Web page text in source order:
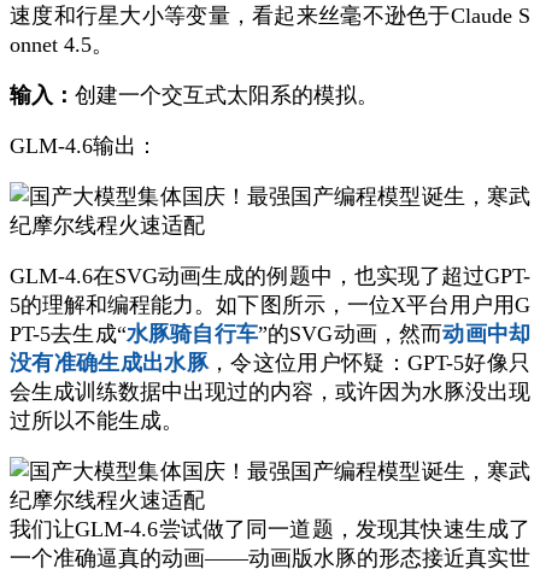
速度和行星大小等变量，看起来丝毫不逊色于Claude S
onnet 4.5。
输入： 创建一个交互式太阳系的模拟。
GLM-4.6输出：
GLM-4.6在SVG动画生成的例题中，也实现了超过GPT-
5的理解和编程能力。如下图所示，一位X平台用户用G
PT-5去生成“水豚骑自行车”的SVG动画，然而动画中却
没有准确生成出水豚，令这位用户怀疑：GPT-5好像只
会生成训练数据中出现过的内容，或许因为水豚没出现
过所以不能生成。
我们让GLM-4.6尝试做了同一道题，发现其快速生成了
一个准确逼真的动画——动画版水豚的形态接近真实世